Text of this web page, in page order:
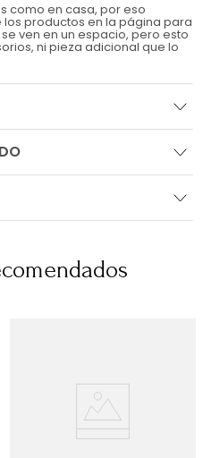
como en casa, por eso
productos en la página para
ven en un espacio, pero esto
ni pieza adicional que lo